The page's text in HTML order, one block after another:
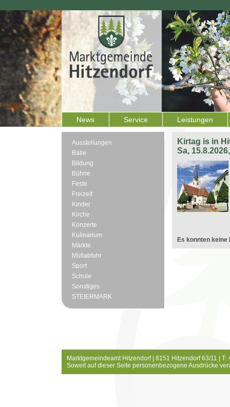
News Service Leistungen
Ausstellungen
Bälle
Bildung
Bühne
Feste
Freizeit
Kinder
Kirche
Konzerte
Kulinarium
Märkte
Müllabfuhr
Sport
Schule
Sonstiges
STEIERMARK
Kirtag is in
Sa,
Es konnten keine
Marktgemeindeamt Hitzendorf | 8151 Hitzendorf 63/11 |
Soweit auf dieser Seite personenbezogene Ausdrücke